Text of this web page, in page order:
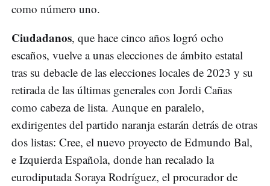
como número uno.
Ciudadanos, que hace cinco años logró ocho
escaños, vuelve a unas elecciones de ámbito estatal
tras su debacle de las elecciones locales de 2023 y su
retirada de las últimas generales con Jordi Cañas
como cabeza de lista. Aunque en paralelo,
exdirigentes del partido naranja estarán detrás de otras
dos listas: Cree, el nuevo proyecto de Edmundo Bal,
e Izquierda Española, donde han recalado la
eurodiputada Soraya Rodríguez, el procurador de